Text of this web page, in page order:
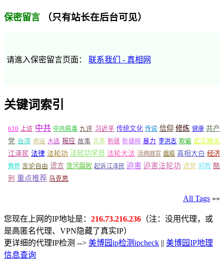
保密留言 （只有站长在后台可见）
请進入保密留言页面： 联系我们 - 真相网
关键词索引
610 上访 中共 中共病毒 九评 习近平 传统文化 传说 信仰 修炼 健康 共产
党 台湾 命运 大选 报应 故事 文革 新疆 新疆棉 暴力 李洪志 欺骗 武汉肺炎
江泽民 法律 法轮功 法轮功学员 法轮大法 活摘器官 瘟疫 真相大白 经济
舞弊 言论自由 谎言 贪污腐败 起诉江泽民 迫害 迫害法轮功 退党 邪教 酷
刑 重点推荐 马克思
All Tags »»
您现在上网的IP地址是： 216.73.216.236 （注：没用代理，或
是高匿名代理、VPN隐藏了真实IP）
更详细的代理IP检测 --> 美博园ip检测ipcheck || 美博园IP地理
信息查询